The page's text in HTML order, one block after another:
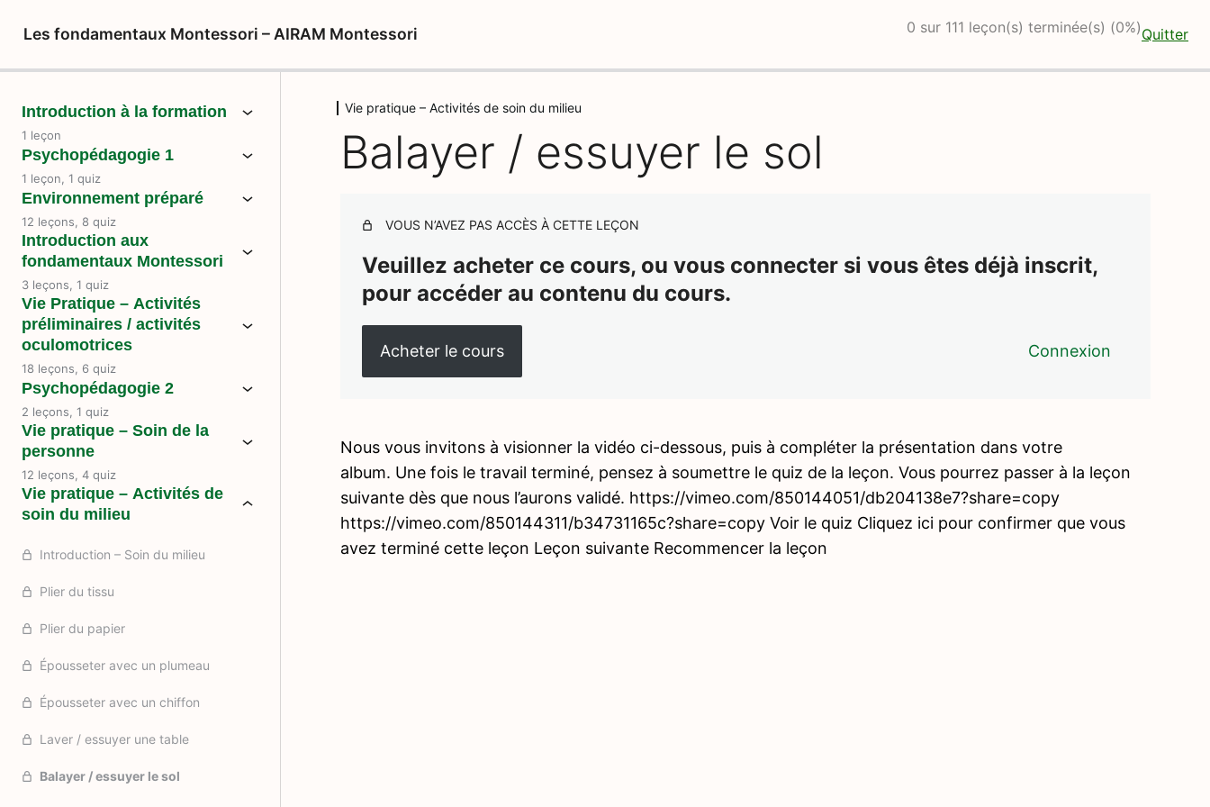
Les fondamentaux Montessori – AIRAM Montessori 0 sur 111 leçon(s) terminée(s) (0%)Quitter
Introduction à la formation
1 leçon
Psychopédagogie 1
1 leçon, 1 quiz
Environnement préparé
12 leçons, 8 quiz
Introduction aux
fondamentaux Montessori
3 leçons, 1 quiz
Vie Pratique – Activités
préliminaires / activités
oculomotrices
18 leçons, 6 quiz
Psychopédagogie 2
2 leçons, 1 quiz
Vie pratique – Soin de la
personne
12 leçons, 4 quiz
Vie pratique – Activités de
soin du milieu
Introduction – Soin du milieu
Plier du tissu
Plier du papier
Épousseter avec un plumeau
Épousseter avec un chiffon
Laver / essuyer une table
Balayer / essuyer le sol
Vie pratique – Activités de soin du milieu
Balayer / essuyer le sol
VOUS N’AVEZ PAS ACCÈS À CETTE LEÇON
Veuillez acheter ce cours, ou vous connecter si vous êtes déjà inscrit,
pour accéder au contenu du cours.
Acheter le cours Connexion
Nous vous invitons à visionner la vidéo ci-dessous, puis à compléter la présentation dans votre
album. Une fois le travail terminé, pensez à soumettre le quiz de la leçon. Vous pourrez passer à la leçon
suivante dès que nous l’aurons validé. https://vimeo.com/850144051/db204138e7?share=copy
https://vimeo.com/850144311/b34731165c?share=copy Voir le quiz Cliquez ici pour confirmer que vous
avez terminé cette leçon Leçon suivante Recommencer la leçon